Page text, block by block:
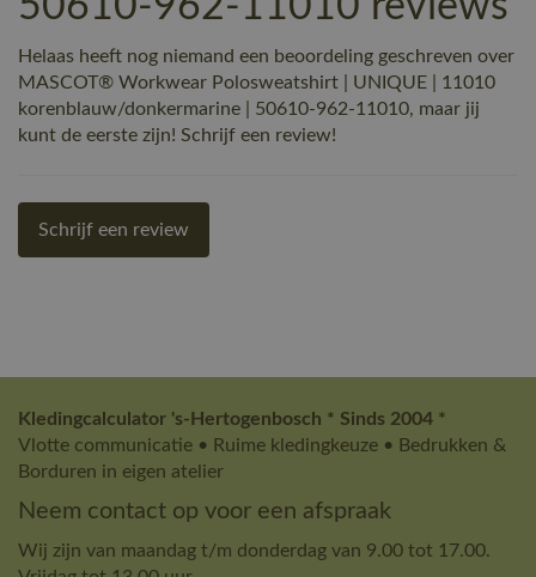
Helaas heeft nog niemand een beoordeling geschreven over
MASCOT® Workwear Polosweatshirt | UNIQUE | 11010
korenblauw/donkermarine | 50610-962-11010, maar jij
kunt de eerste zijn! Schrijf een review!
Schrijf een review
Kledingcalculator 's-Hertogenbosch * Sinds 2004 *
Vlotte communicatie • Ruime kledingkeuze • Bedrukken &
Borduren in eigen atelier
Neem contact op voor een afspraak
Wij zijn van maandag t/m donderdag van 9.00 tot 17.00.